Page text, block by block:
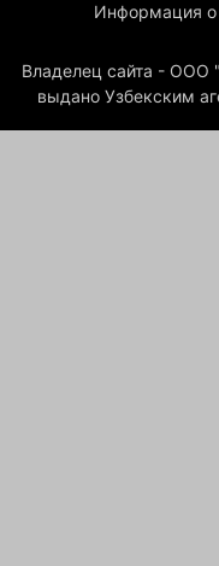
Информация о
Владелец сайта - ООО
выдано Узбекским